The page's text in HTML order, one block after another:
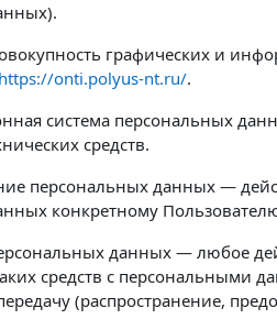
графических и
https://onti.polyus-nt.ru/.
система персональных
средств.
персональных данных —
конкретному
данных — любое
средств с персональными
(распространение,